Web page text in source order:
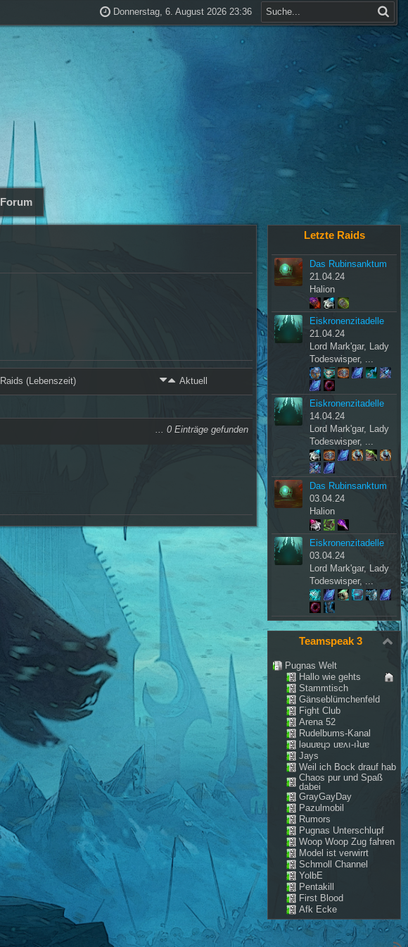
Donnerstag, 6. August 2026 23:36
Forum
Raids (Lebenszeit) Aktuell
... 0 Einträge gefunden
Letzte Raids
Das Rubinsanktum
21.04.24
Halion
Eiskronenzitadelle
21.04.24
Lord Mark'gar, Lady
Todeswisper, ...
Eiskronenzitadelle
14.04.24
Lord Mark'gar, Lady
Todeswisper, ...
Das Rubinsanktum
03.04.24
Halion
Eiskronenzitadelle
03.04.24
Lord Mark'gar, Lady
Todeswisper, ...
Teamspeak 3
Pugnas Welt
Hallo wie gehts
Stammtisch
Gänseblümchenfeld
Fight Club
Arena 52
Rudelbums-Kanal
lǝuuɐɥɔ uɐʌı-ıʇuɐ
Jays
Weil ich Bock drauf hab
Chaos pur und Spaß
dabei
GrayGayDay
Pazulmobil
Rumors
Pugnas Unterschlupf
Woop Woop Zug fahren
Model ist verwirrt
Schmoll Channel
YolbE
Pentakill
First Blood
Afk Ecke